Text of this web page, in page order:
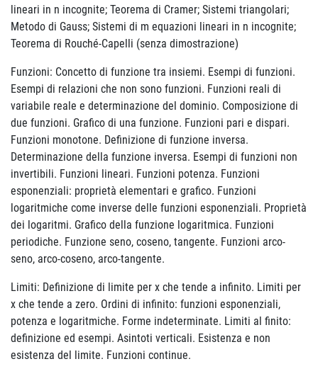
lineari in n incognite; Teorema di Cramer; Sistemi triangolari;
Metodo di Gauss; Sistemi di m equazioni lineari in n incognite;
Teorema di Rouché-Capelli (senza dimostrazione)
Funzioni: Concetto di funzione tra insiemi. Esempi di funzioni.
Esempi di relazioni che non sono funzioni. Funzioni reali di
variabile reale e determinazione del dominio. Composizione di
due funzioni. Grafico di una funzione. Funzioni pari e dispari.
Funzioni monotone. Definizione di funzione inversa.
Determinazione della funzione inversa. Esempi di funzioni non
invertibili. Funzioni lineari. Funzioni potenza. Funzioni
esponenziali: proprietà elementari e grafico. Funzioni
logaritmiche come inverse delle funzioni esponenziali. Proprietà
dei logaritmi. Grafico della funzione logaritmica. Funzioni
periodiche. Funzione seno, coseno, tangente. Funzioni arco-
seno, arco-coseno, arco-tangente.
Limiti: Definizione di limite per x che tende a infinito. Limiti per
x che tende a zero. Ordini di infinito: funzioni esponenziali,
potenza e logaritmiche. Forme indeterminate. Limiti al finito:
definizione ed esempi. Asintoti verticali. Esistenza e non
esistenza del limite. Funzioni continue.